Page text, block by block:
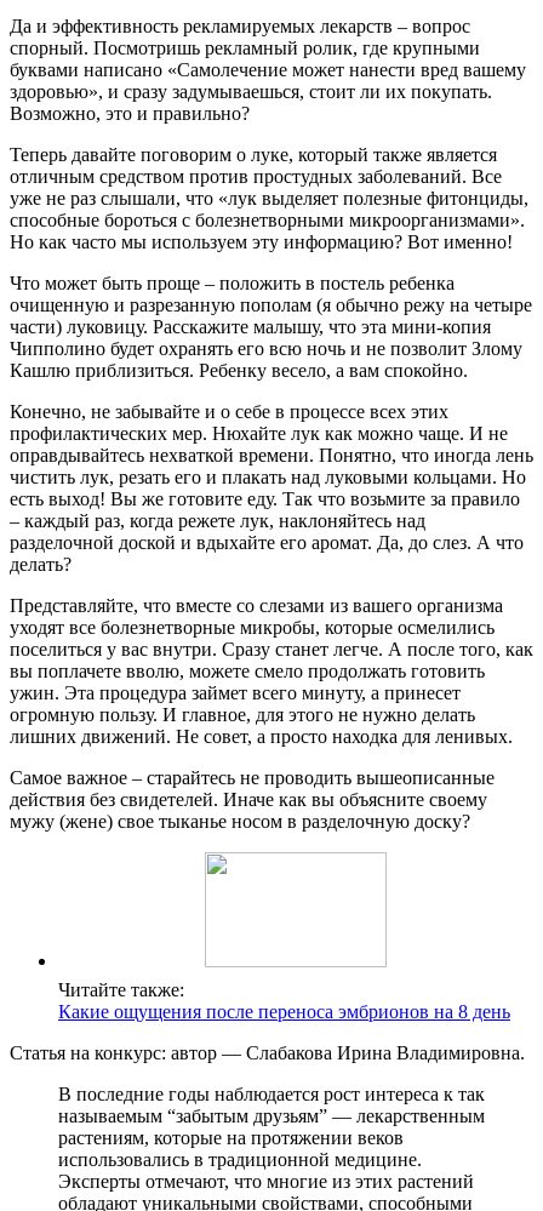
Да и эффективность рекламируемых лекарств – вопрос
спорный. Посмотришь рекламный ролик, где крупными
буквами написано «Самолечение может нанести вред вашему
здоровью», и сразу задумываешься, стоит ли их покупать.
Возможно, это и правильно?
Теперь давайте поговорим о луке, который также является
отличным средством против простудных заболеваний. Все
уже не раз слышали, что «лук выделяет полезные фитонциды,
способные бороться с болезнетворными микроорганизмами».
Но как часто мы используем эту информацию? Вот именно!
Что может быть проще – положить в постель ребенка
очищенную и разрезанную пополам (я обычно режу на четыре
части) луковицу. Расскажите малышу, что эта мини-копия
Чипполино будет охранять его всю ночь и не позволит Злому
Кашлю приблизиться. Ребенку весело, а вам спокойно.
Конечно, не забывайте и о себе в процессе всех этих
профилактических мер. Нюхайте лук как можно чаще. И не
оправдывайтесь нехваткой времени. Понятно, что иногда лень
чистить лук, резать его и плакать над луковыми кольцами. Но
есть выход! Вы же готовите еду. Так что возьмите за правило
– каждый раз, когда режете лук, наклоняйтесь над
разделочной доской и вдыхайте его аромат. Да, до слез. А что
делать?
Представляйте, что вместе со слезами из вашего организма
уходят все болезнетворные микробы, которые осмелились
поселиться у вас внутри. Сразу станет легче. А после того, как
вы поплачете вволю, можете смело продолжать готовить
ужин. Эта процедура займет всего минуту, а принесет
огромную пользу. И главное, для этого не нужно делать
лишних движений. Не совет, а просто находка для ленивых.
Самое важное – старайтесь не проводить вышеописанные
действия без свидетелей. Иначе как вы объясните своему
мужу (жене) свое тыканье носом в разделочную доску?
Читайте также:
Какие ощущения после переноса эмбрионов на 8 день
Статья на конкурс: автор — Слабакова Ирина Владимировна.
В последние годы наблюдается рост интереса к так
называемым “забытым друзьям” — лекарственным
растениям, которые на протяжении веков
использовались в традиционной медицине.
Эксперты отмечают, что многие из этих растений
обладают уникальными свойствами, способными